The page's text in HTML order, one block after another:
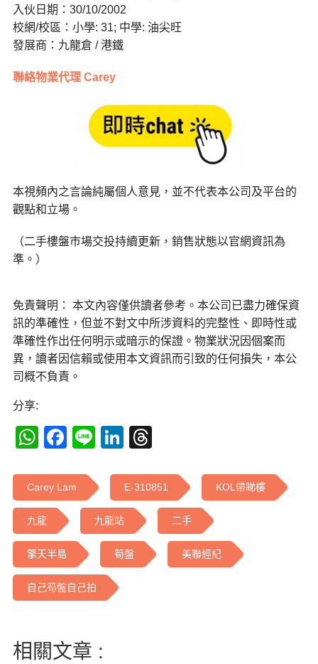
入伙日期：30/10/2002
校網/校區：小學: 31; 中學: 油尖旺
發展商：九龍倉 / 港鐵
聯絡物業代理 Carey
本視頻內之言論純屬個人意見，並不代表本公司及平台的
觀點和立場。
（二手樓盤巿場交投持續更新，銷售狀態以官網資訊為
準。）
免責聲明： 本文內容僅供讀者參考。本公司已盡力確保資
訊的準確性，但並不對文中所涉資料的完整性、即時性或
準確性作出任何明示或暗示的保證。物業狀況因個案而
異，讀者因信賴或使用本文資訊而引致的任何損失，本公
司概不負責。
分享:
WhatsApp
Facebook
LineLinkedIn
Carey Lam E-310851 KOL帶睇樓
九龍 九龍站 二手
擎天半島 筍盤 美聯經紀
自己筍盤自己拍
相關文章 :